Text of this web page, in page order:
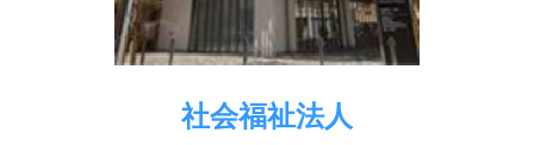
社会福祉法人